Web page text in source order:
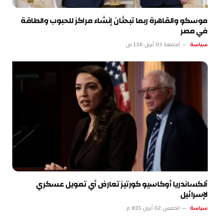
موسكو والقاهرة ربما تبحثان إنشاء مراكز للحبوب والطاقة
في مصر
سياسة الجمعة 03 أبريل 1:16 ص
ألكساندريا أوكاسيو كورتيز تعارض أي تمويل عسكري
لإسرائيل
سياسة الخميس 02 أبريل 8:15 م